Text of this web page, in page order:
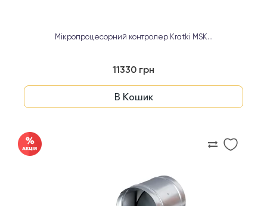
Мікропроцесорний контролер Kratki MSK...
11330 грн
В Кошик